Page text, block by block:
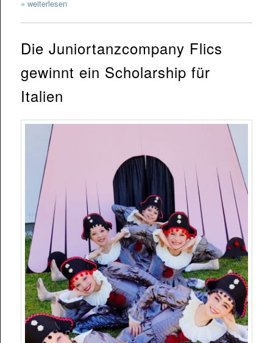
» weiterlesen
Die Juniortanzcompany Flics
gewinnt ein Scholarship für
Italien